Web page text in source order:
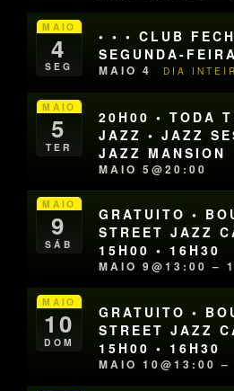
MAIO
4
SEG
• • • CLUB
SEGUNDA-FEIRA
MAIO 4 DIA
MAIO
5
TER
20H00 • TODA
JAZZ • JAZZ
JAZZ MANSION
MAIO 5@20:00
MAIO
9
SÁB
GRATUITO •
STREET JAZZ
15H00 • 16H30
MAIO 9@13:00 –
MAIO
10
DOM
GRATUITO •
STREET JAZZ
15H00 • 16H30
MAIO 10@13:00